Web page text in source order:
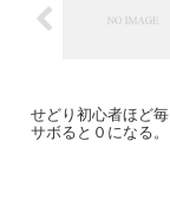
せどり初心者ほど
サボると０になる。